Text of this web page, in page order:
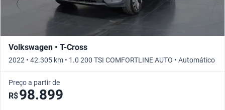
Volkswagen • T-Cross
2022 • 42.305 km • 1.0 200 TSI COMFORTLINE AUTO • Automático
Preço a partir de
R$98.899